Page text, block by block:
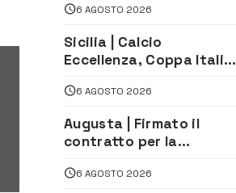
le Stelle: piazza
D’Astorga già sold out
6 AGOSTO 2026
Sicilia | Calcio
Eccellenza, Coppa Italia:
andata
6 AGOSTO 2026
Augusta | Firmato il
contratto per la
depuratore delle acque
6 AGOSTO 2026